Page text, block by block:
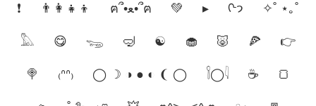
❗ 👨‍👩‍👧‍👦 ฅ՞•ﻌ•՞ฅ 💚 ▸ ᢉ𐭩 ✧˚ ⋆｡˚
𓅓 😋 𓆌 🤿 ☯︎ 🧁 🐷 🍕 👉
🍭 ₍ᐢᐢ₎ ◯ ☽ ◑ ● ◐ ❨ ◯ 𓌉◯𓇋 ☕ 🍞